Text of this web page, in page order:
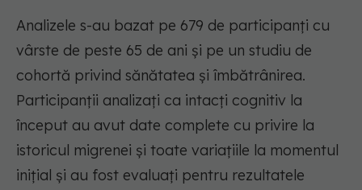
Analizele s-au bazat pe 679 de participanți cu
vârste de peste 65 de ani și pe un studiu de
cohortă privind sănătatea și îmbătrânirea.
Participanții analizați ca intacți cognitiv la
început au avut date complete cu privire la
istoricul migrenei și toate variațiile la momentul
inițial și au fost evaluați pentru rezultatele